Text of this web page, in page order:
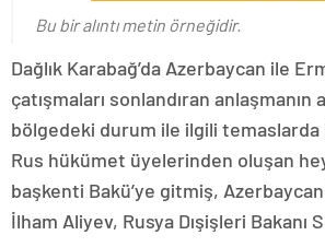
Bu bir alıntı metin örneğidir.
Dağlık Karabağ’da Azerbaycan ile
çatışmaları sonlandıran anlaşmanın
bölgedeki durum ile ilgili
Rus hükümet üyelerinden oluşan
başkenti Bakü’ye gitmiş,
İlham Aliyev, Rusya Dışişleri Bakanı